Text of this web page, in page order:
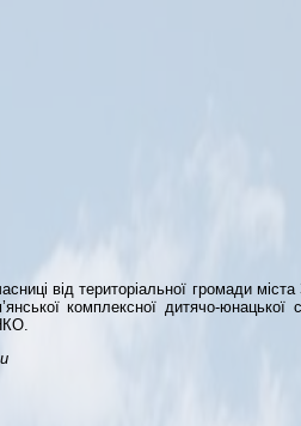
від територіальної громади міста
комплексної дитячо-юнацької